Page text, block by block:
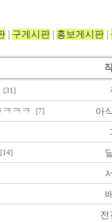
구게시판 홍보게시판
[31]
ㅋㅋ [7] 아
[14]
전